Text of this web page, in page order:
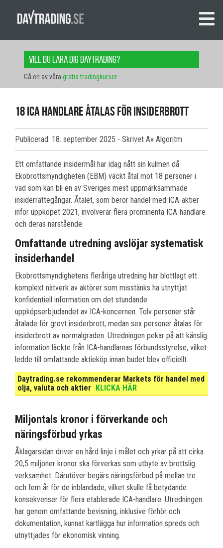
Vill du lära dig daytrading?
Gå en av våra gratis tradingkurser.
18 ICA handlare åtalas för insiderbrott
Publicerad: 18. september 2025 - Skrivet Av Algoritm
Ett omfattande insidermål har idag nått sin kulmen då
Ekobrottsmyndigheten (EBM) väckt åtal mot 18 personer i
vad som kan bli en av Sveriges mest uppmärksammade
insiderrättegångar. Åtalet, som berör handel med ICA-aktier
inför uppköpet 2021, involverar flera prominenta ICA-handlare
och deras närstående.
Omfattande utredning avslöjar systematisk
insiderhandel
Ekobrottsmyndighetens fleråriga utredning har blottlagt ett
komplext nätverk av aktörer som misstänks ha utnyttjat
konfidentiell information om det stundande
uppköpserbjudandet av ICA-koncernen. Tolv personer står
åtalade för grovt insiderbrott, medan sex personer åtalas för
insiderbrott av normalgraden. Utredningen pekar på att känslig
information läckte från ICA-handlarnas förbundsstyrelse, vilket
ledde till omfattande aktieköp innan budet blev officiellt.
Daytrading.se rekommenderar Markets för handel med
olja, valuta och aktier
KLICKA HÄR
Miljontals kronor i förverkande och
näringsförbud yrkas
Åklagarsidan driver en hård linje i målet och yrkar på att cirka
20,5 miljoner kronor ska förverkas som utbyte av brottslig
verksamhet. Därutöver begärs näringsförbud på mellan tre
och fem år för de inblandade, vilket skulle få betydande
konsekvenser för flera etablerade ICA-handlare. Utredningen
har genom omfattande bevisning, inklusive förhör och
dokumentation, kunnat kartlägga hur information spreds och
utnyttjades för ekonomisk vinning.